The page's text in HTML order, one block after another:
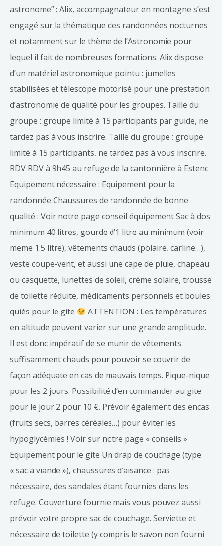
astronome” : Alix, accompagnateur en montagne s’est
engagé sur la thématique des randonnées nocturnes
et notamment sur le thème de l’Astronomie pour
lequel il fait de nombreuses formations. Alix dispose
d’un matériel astronomique pointu : jumelles
stabilisées et télescope motorisé pour une prestation
d’astronomie de qualité pour les groupes. Taille du
groupe : groupe limité à 15 participants par guide, ne
tardez pas à vous inscrire. Taille du groupe : groupe
limité à 15 participants, ne tardez pas à vous inscrire.
RDV RDV à 9h45 au refuge de la cantonnière à Estenc
Equipement nécessaire : Equipement pour la
randonnée Chaussures de randonnée de bonne
qualité : Voir notre page conseil équipement Sac à dos
minimum 40 litres, gourde d’1 litre au minimum (voir
meme 1.5 litre), vêtements chauds (polaire, carline…),
veste coupe-vent, et aussi une cape de pluie, chapeau
ou casquette, lunettes de soleil, crème solaire, trousse
de toilette réduite, médicaments personnels et boules
quiès pour le gite
ATTENTION : Les températures
en altitude peuvent varier sur une grande amplitude.
Il est donc impératif de se munir de vêtements
suffisamment chauds pour pouvoir se couvrir de
façon adéquate en cas de mauvais temps. Pique-nique
pour les 2 jours. Possibilité d’en commander au gite
pour le jour 2 pour 10 €. Prévoir également des encas
(fruits secs, barres céréales…) pour éviter les
hypoglycémies ! Voir sur notre page « conseils »
Equipement pour le gite Un drap de couchage (type
« sac à viande »), chaussures d’aisance : pas
nécessaire, des sandales étant fournies dans les
refuge. Couverture fournie mais vous pouvez aussi
prévoir votre propre sac de couchage. Serviette et
nécessaire de toilette (y compris le savon non fourni